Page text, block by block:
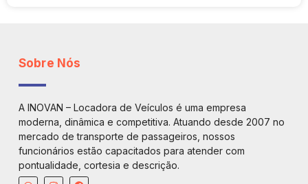
Sobre Nós
A INOVAN – Locadora de Veículos é uma empresa
moderna, dinâmica e competitiva. Atuando desde 2007 no
mercado de transporte de passageiros, nossos
funcionários estão capacitados para atender com
pontualidade, cortesia e descrição.